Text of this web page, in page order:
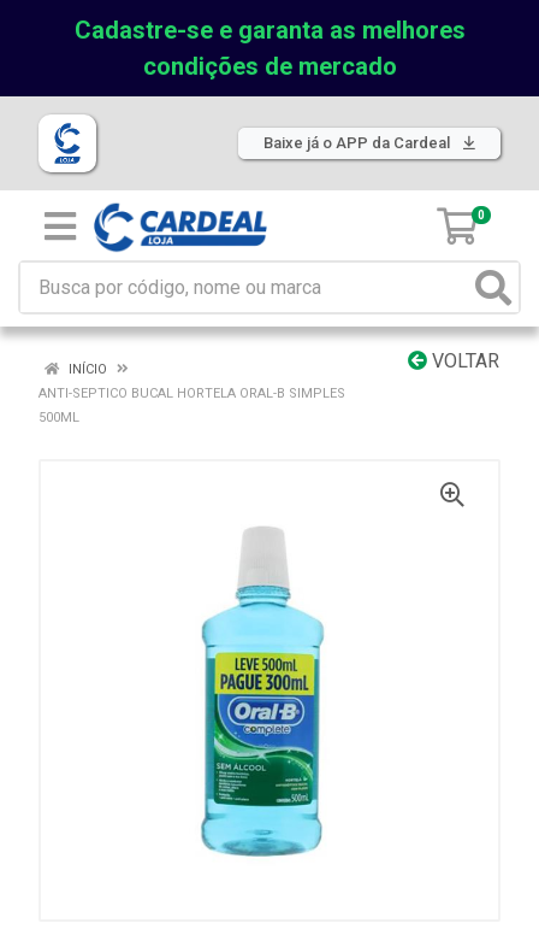
Cadastre-se e garanta as melhores
condições de mercado
Baixe já o APP da Cardeal
0
VOLTAR
INÍCIO
ANTI-SEPTICO BUCAL HORTELA ORAL-B SIMPLES
500ML